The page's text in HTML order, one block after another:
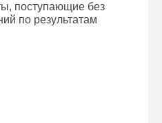
поступающие без
по результатам